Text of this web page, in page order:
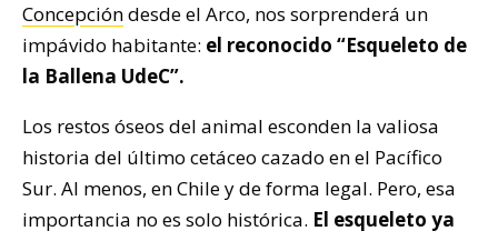
Concepcióndesde el Arco, nos sorprenderá un
impávido habitante: el reconocido “Esqueleto de
la Ballena UdeC”.
Los restos óseos del animal esconden la valiosa
historia del último cetáceo cazado en el Pacífico
Sur. Al menos, en Chile y de forma legal. Pero, esa
importancia no es solo histórica. El esqueleto ya